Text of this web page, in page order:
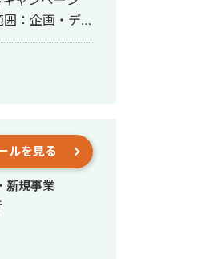
：企画・デ
・実装 ジャ
ソリューショ
ケ実績】 大手
てきたことに
ただければ
ルを見る
新規事業